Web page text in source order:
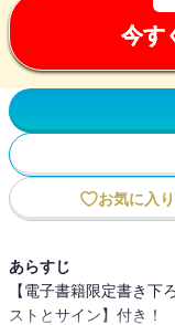
今す
お気に入り
あらすじ
【電子書籍限定書き下
ストとサイン】付き！